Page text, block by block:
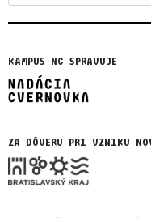
KAMPUS NC SPRAVUJE
ZA DÔVERU PRI VZNIKU